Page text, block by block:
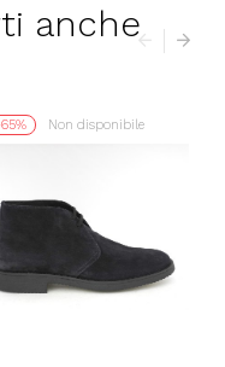
anche
Non disponibile